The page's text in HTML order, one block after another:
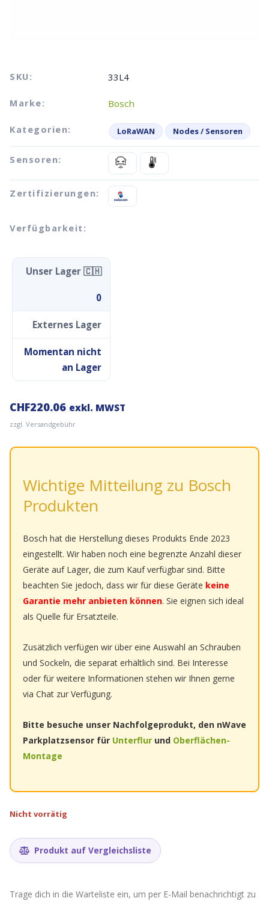
SKU: 33L4
Marke: Bosch
Kategorien: LoRaWAN Nodes / Sensoren
Sensoren:
Zertifizierungen:
Verfügbarkeit:
Unser Lager 🇨🇭
0
Externes Lager
Momentan nicht
an Lager
CHF220.06 exkl. MWST
zzgl. Versandgebühr
Wichtige Mitteilung zu Bosch
Produkten
Bosch hat die Herstellung dieses Produkts Ende 2023
eingestellt. Wir haben noch eine begrenzte Anzahl dieser
Geräte auf Lager, die zum Kauf verfügbar sind. Bitte
beachten Sie jedoch, dass wir für diese Geräte keine
Garantie mehr anbieten können. Sie eignen sich ideal
als Quelle für Ersatzteile.
Zusätzlich verfügen wir über eine Auswahl an Schrauben
und Sockeln, die separat erhältlich sind. Bei Interesse
oder für weitere Informationen stehen wir Ihnen gerne
via Chat zur Verfügung.
Bitte besuche unser Nachfolgeprodukt, den nWave
Parkplatzsensor für Unterflur und Oberflächen-
Montage
Nicht vorrätig
Produkt auf Vergleichsliste
Trage dich in die Warteliste ein, um per E-Mail benachrichtigt zu